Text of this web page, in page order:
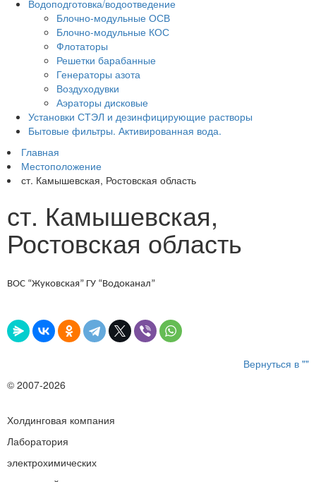
Водоподготовка/водоотведение
Блочно-модульные ОСВ
Блочно-модульные КОС
Флотаторы
Решетки барабанные
Генераторы азота
Воздуходувки
Аэраторы дисковые
Установки СТЭЛ и дезинфицирующие растворы
Бытовые фильтры. Активированная вода.
Главная
Местоположение
ст. Камышевская, Ростовская область
ст. Камышевская,
Ростовская область
ВОС “Жуковская” ГУ “Водоканал”
Вернуться в ""
© 2007-2026
Холдинговая компания
Лаборатория
электрохимических